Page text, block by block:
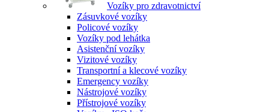
Vozíky pro zdravotnictví
Zásuvkové vozíky
Policové vozíky
Vozíky pod lehátka
Asistenční vozíky
Vizitové vozíky
Transportní a klecové vozíky
Emergency vozíky
Nástrojové vozíky
Přístrojové vozíky